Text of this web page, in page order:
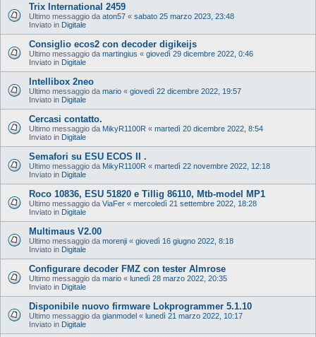
Trix International 2459
Ultimo messaggio da aton57 « sabato 25 marzo 2023, 23:48
Inviato in Digitale
Consiglio ecos2 con decoder digikeijs
Ultimo messaggio da martingius « giovedì 29 dicembre 2022, 0:46
Inviato in Digitale
Intellibox 2neo
Ultimo messaggio da mario « giovedì 22 dicembre 2022, 19:57
Inviato in Digitale
Cercasi contatto.
Ultimo messaggio da MikyR1100R « martedì 20 dicembre 2022, 8:54
Inviato in Digitale
Semafori su ESU ECOS II .
Ultimo messaggio da MikyR1100R « martedì 22 novembre 2022, 12:18
Inviato in Digitale
Roco 10836, ESU 51820 e Tillig 86110, Mtb-model MP1
Ultimo messaggio da ViaFer « mercoledì 21 settembre 2022, 18:28
Inviato in Digitale
Multimaus V2.00
Ultimo messaggio da morenji « giovedì 16 giugno 2022, 8:18
Inviato in Digitale
Configurare decoder FMZ con tester Almrose
Ultimo messaggio da mario « lunedì 28 marzo 2022, 20:35
Inviato in Digitale
Disponibile nuovo firmware Lokprogrammer 5.1.10
Ultimo messaggio da gianmodel « lunedì 21 marzo 2022, 10:17
Inviato in Digitale